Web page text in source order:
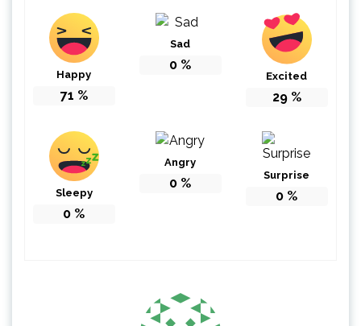
Happy
71 %
Sad
0 %
Excited
29%
Sleepy
0 %
Angry
0 %
Surprise
0 %